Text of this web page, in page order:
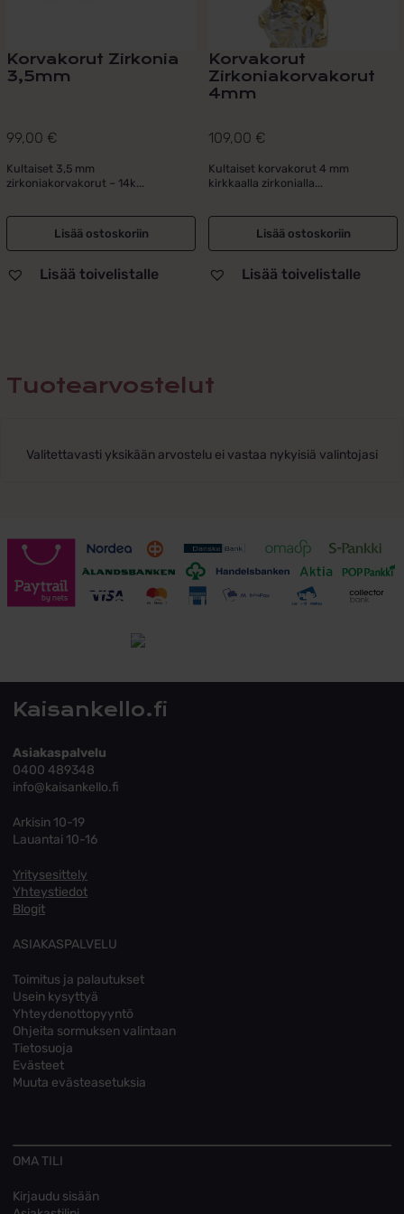
Korvakorut Zirkonia
3,5mm
99,00 €
Kultaiset 3,5 mm
zirkoniakorvakorut – 14k...
Lisää ostoskoriin
Lisää toivelistalle
Korvakorut
Zirkoniakorvakorut
4mm
109,00 €
Kultaiset korvakorut 4 mm
kirkkaalla zirkonialla...
Lisää ostoskoriin
Lisää toivelistalle
Tuotearvostelut
Valitettavasti yksikään arvostelu ei vastaa nykyisiä valintojasi
Toimitusehdot
Kaisankello.fi
Asiakaspalvelu
0400 489348
info@kaisankello.fi
Arkisin 10-19
Lauantai 10-16
Yritysesittely
Yhteystiedot
Blogit
ASIAKASPALVELU
Toimitus ja palautukset
Usein kysyttyä
Yhteydenottopyyntö
Ohjeita sormuksen valintaan
Tietosuoja
Evästeet
Muuta evästeasetuksia
OMA TILI
Kirjaudu sisään